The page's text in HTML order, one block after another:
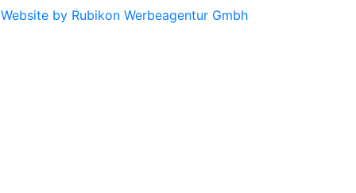
Website by Rubikon Werbeagentur Gmbh